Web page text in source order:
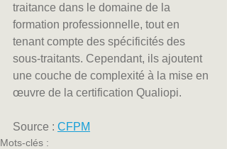
traitance dans le domaine de la
formation professionnelle, tout en
tenant compte des spécificités des
sous-traitants. Cependant, ils ajoutent
une couche de complexité à la mise en
œuvre de la certification Qualiopi.
Source : CFPM
Mots-clés :